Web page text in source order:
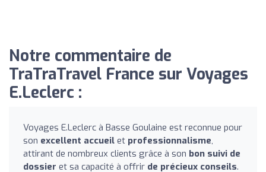
Notre commentaire de
TraTraTravel France sur Voyages
E.Leclerc :
Voyages E.Leclerc à Basse Goulaine est reconnue pour
son excellent accueil et professionnalisme,
attirant de nombreux clients grâce à son bon suivi de
dossier et sa capacité à offrir de précieux conseils.